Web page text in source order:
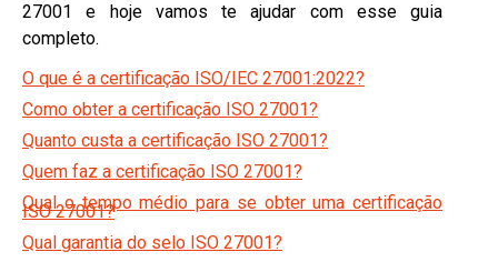
27001 e hoje vamos te ajudar com esse guia
completo.
O que é a certificação ISO/IEC 27001:2022?
Como obter a certificação ISO 27001?
Quanto custa a certificação ISO 27001?
Quem faz a certificação ISO 27001?
Qual o tempo médio para se obter uma certificação
ISO 27001?
Qual garantia do selo ISO 27001?